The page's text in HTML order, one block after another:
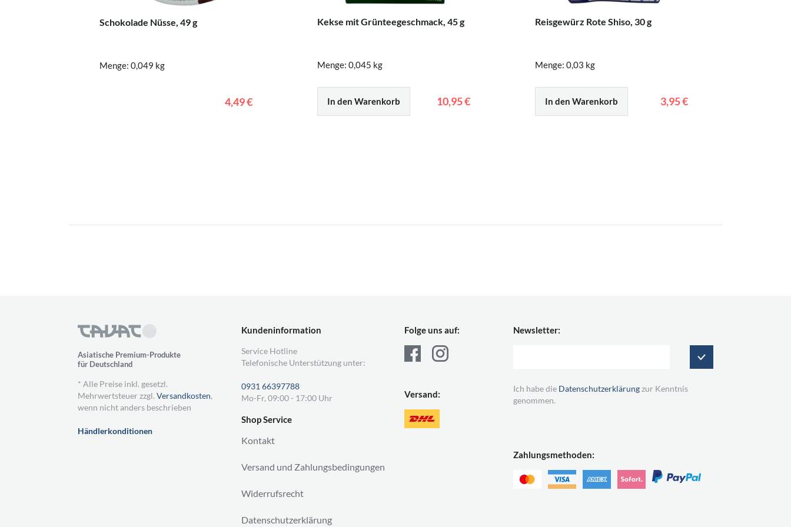
Schokolade Nüsse, 49 g
Menge: 0,049 kg
4,49 €
Kekse mit Grünteegeschmack, 45 g
Menge: 0,045 kg
In den Warenkorb 10,95 €
Reisgewürz Rote Shiso, 30 g
Menge: 0,03 kg
In den Warenkorb 3,95 €
Asiatische Premium-Produkte
für Deutschland
* Alle Preise inkl. gesetzl.
Mehrwertsteuer zzgl. Versandkosten,
wenn nicht anders beschrieben
Händlerkonditionen
Kundeninformation
Service Hotline
Telefonische Unterstützung unter:
0931 66397788
Mo-Fr, 09:00 - 17:00 Uhr
Shop Service
Kontakt
Versand und Zahlungsbedingungen
Widerrufsrecht
Datenschutzerklärung
Folge uns auf:
Versand:
Newsletter:
Ich habe die Datenschutzerklärungzur Kenntnis
genommen.
Zahlungsmethoden: